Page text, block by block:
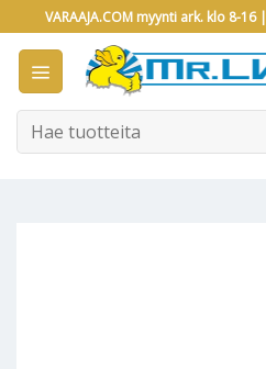
to
content
VARAAJA.COM myynti ark. klo 8-16 |
Etsi: